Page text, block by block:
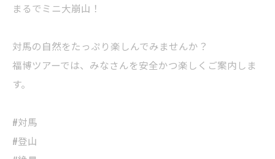
まるでミニ大崩山！
対馬の自然をたっぷり楽しんでみませんか？
福博ツアーでは、みなさんを安全かつ楽しくご案内しま
す。
#対馬
#登山